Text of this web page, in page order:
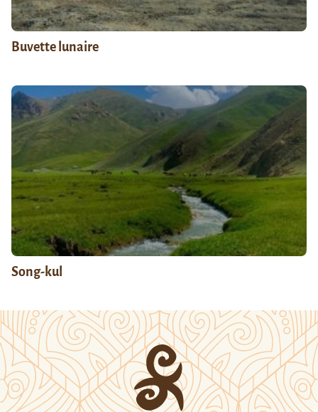
Buvette lunaire
Song-kul